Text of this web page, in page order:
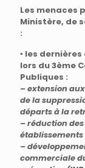
Les menaces
Ministère, de
:
▪ les
lors du 3ème
Publiques :
– extension
de la
départs à la
– réduction
–
commerciale